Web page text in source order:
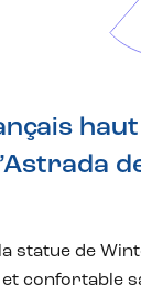
statue de
et confortable